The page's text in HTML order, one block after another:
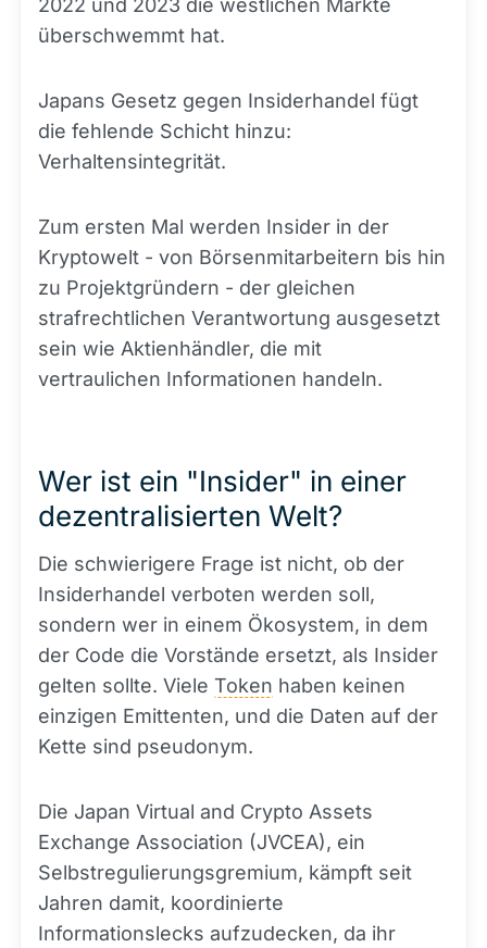
2022 und 2023 die westlichen Märkte
überschwemmt hat.
Japans Gesetz gegen Insiderhandel fügt
die fehlende Schicht hinzu:
Verhaltensintegrität.
Zum ersten Mal werden Insider in der
Kryptowelt - von Börsenmitarbeitern bis hin
zu Projektgründern - der gleichen
strafrechtlichen Verantwortung ausgesetzt
sein wie Aktienhändler, die mit
vertraulichen Informationen handeln.
Wer ist ein "Insider" in einer
dezentralisierten Welt?
Die schwierigere Frage ist nicht, ob der
Insiderhandel verboten werden soll,
sondern wer in einem Ökosystem, in dem
der Code die Vorstände ersetzt, als Insider
gelten sollte. Viele Token haben keinen
einzigen Emittenten, und die Daten auf der
Kette sind pseudonym.
Die Japan Virtual and Crypto Assets
Exchange Association (JVCEA), ein
Selbstregulierungsgremium, kämpft seit
Jahren damit, koordinierte
Informationslecks aufzudecken, da ihr